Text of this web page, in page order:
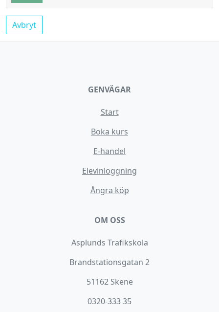
Avbryt
GENVÄGAR
Start
Boka kurs
E-handel
Elevinloggning
Ångra köp
OM OSS
Asplunds Trafikskola
Brandstationsgatan 2
51162 Skene
0320-333 35